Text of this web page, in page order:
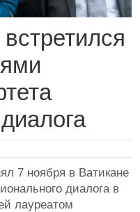
7 ноября в Ватикане
диалога в
лауреатом